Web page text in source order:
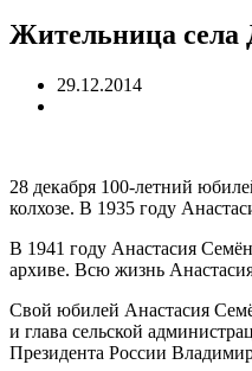
Жительница села
29.12.2014
28 декабря 100-летний
колхозе. В 1935 году
В 1941 году Анастасия
архиве. Всю жизнь
Свой юбилей Анастасия
и глава сельской
Президента России